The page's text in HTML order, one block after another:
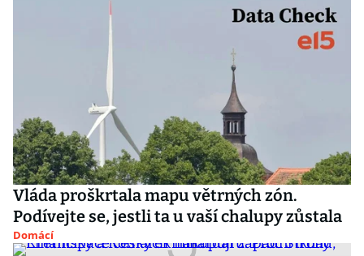
Vláda proškrtala mapu větrných zón.
Podívejte se, jestli ta u vaší chalupy zůstala
Domácí